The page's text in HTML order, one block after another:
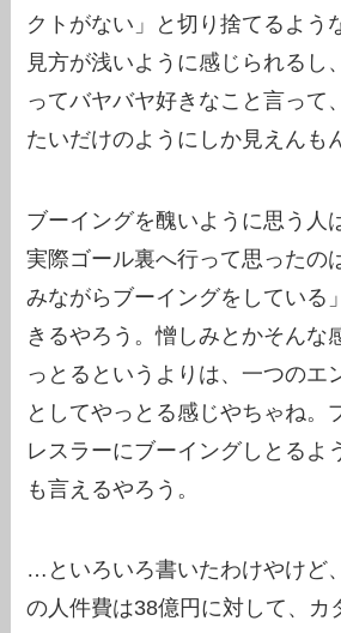
クトがない」と切り捨てるよう
見方が浅いように感じられるし
ってバヤバヤ好きなこと言って
たいだけのようにしか見えんも
ブーイングを醜いように思う人
実際ゴール裏へ行って思ったの
みながらブーイングをしている
きるやろう。憎しみとかそんな
っとるというよりは、一つのエ
としてやっとる感じやちゃね。
レスラーにブーイングしとるよ
も言えるやろう。
…といろいろ書いたわけやけど
の人件費は38億円に対して、カ